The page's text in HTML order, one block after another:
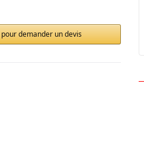
demander un devis